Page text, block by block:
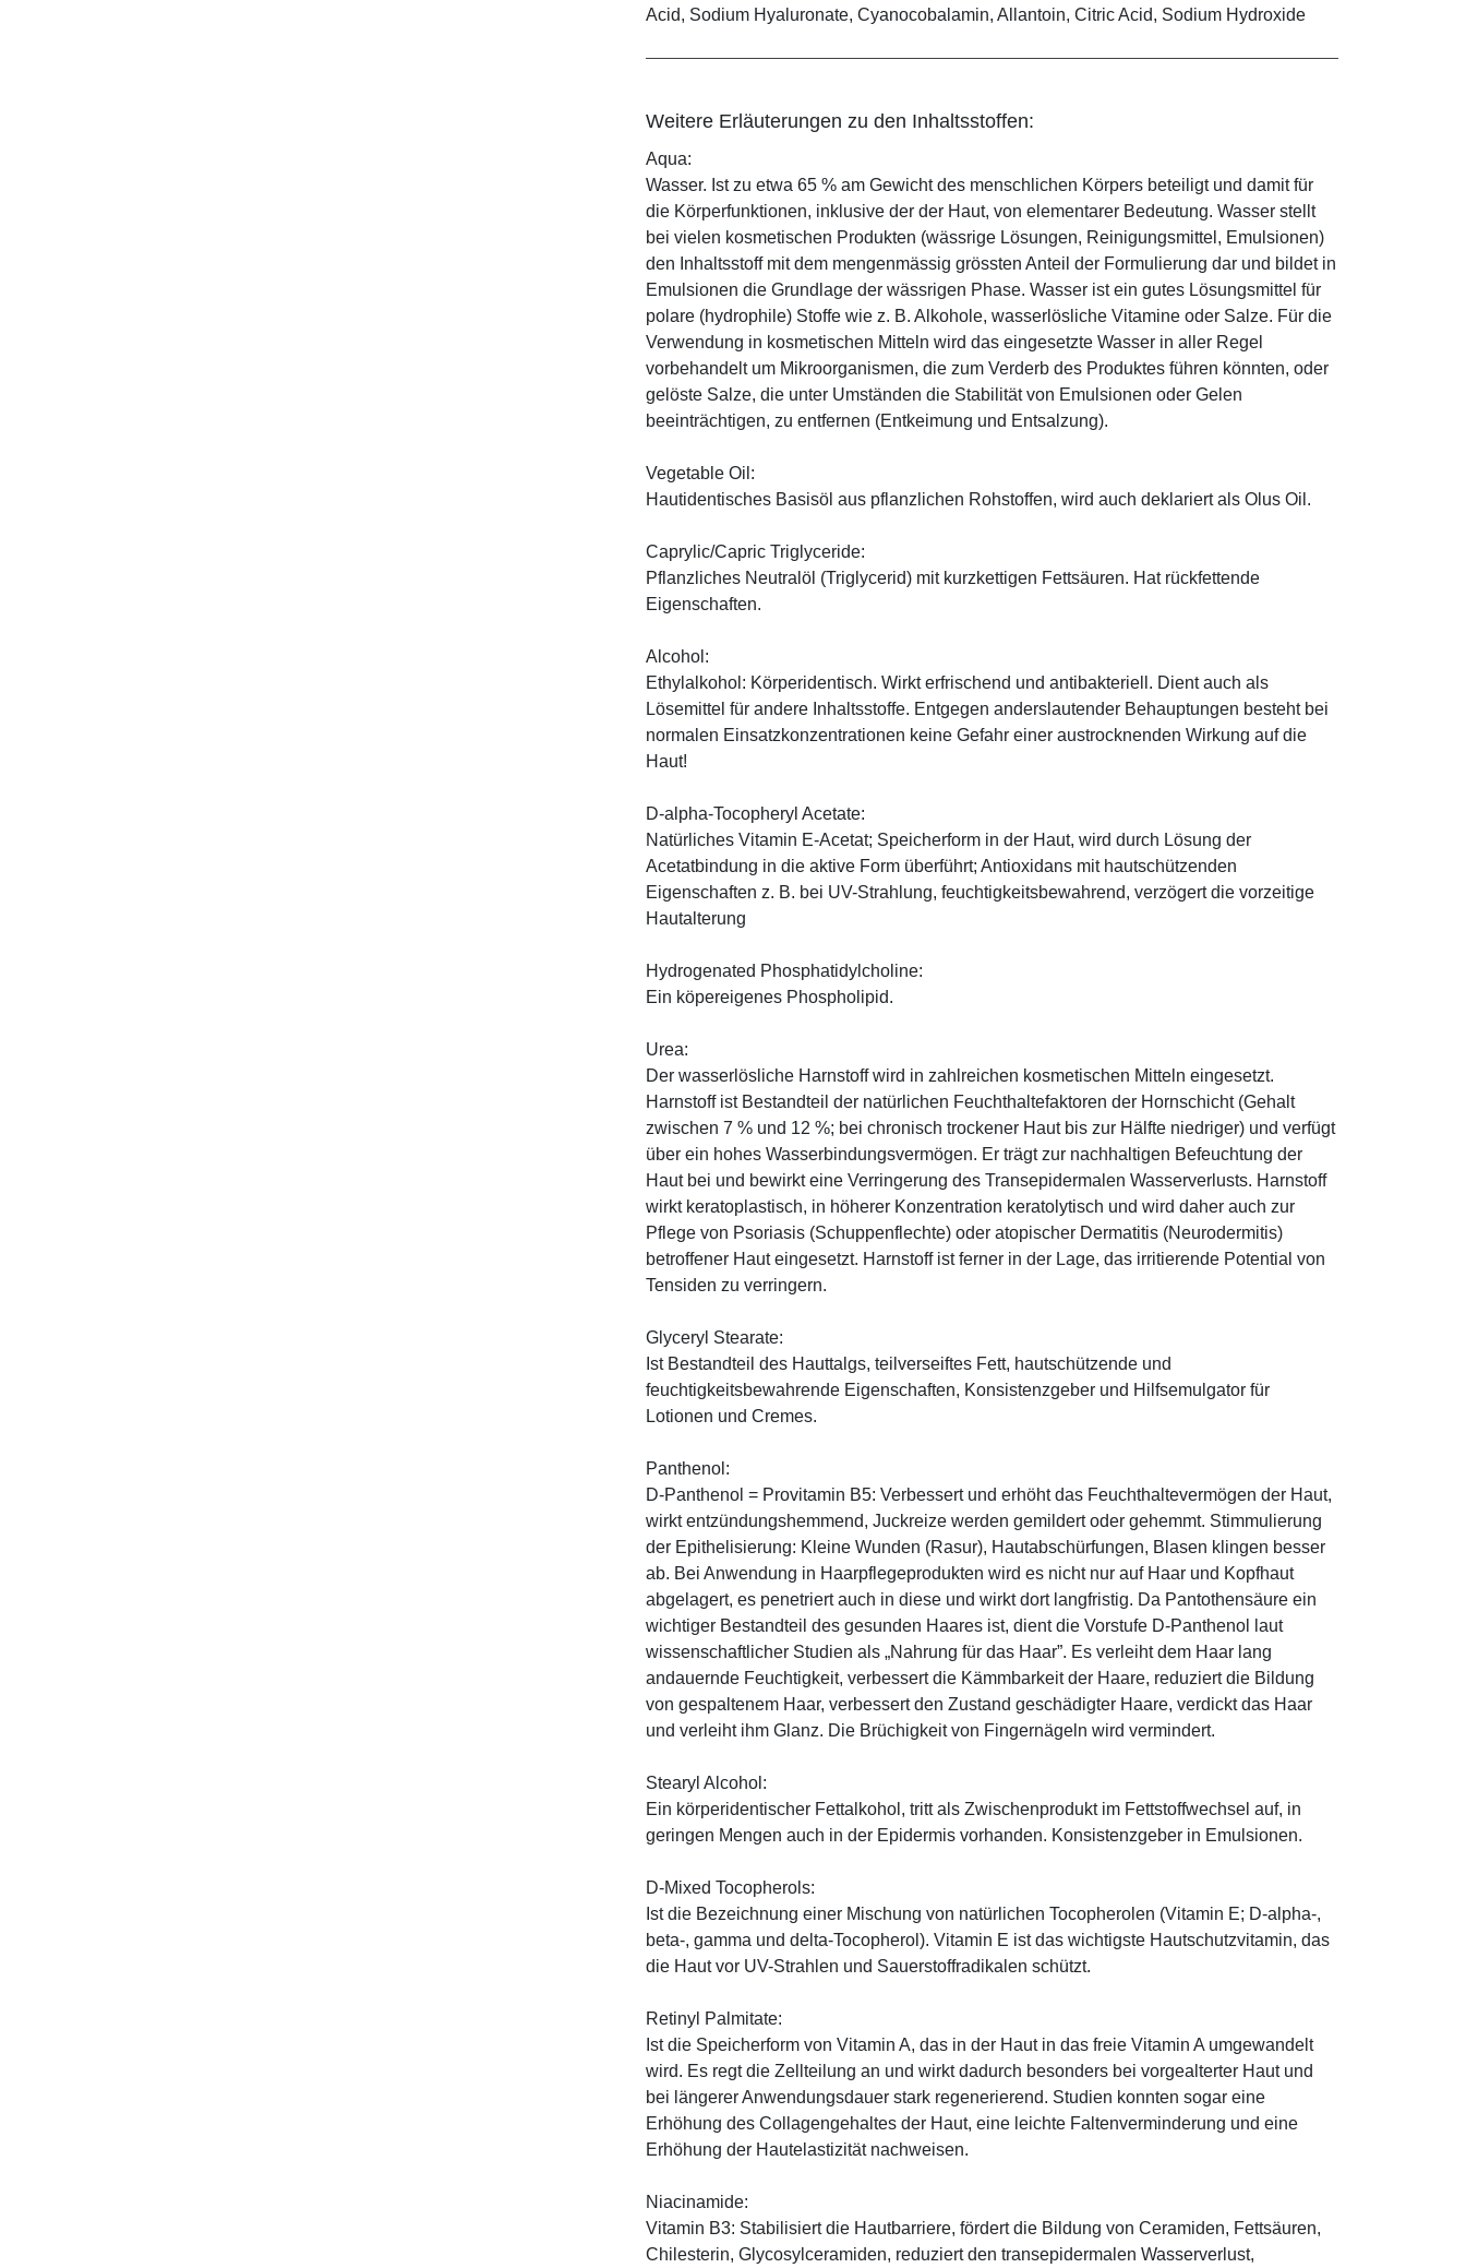
Acid, Sodium Hyaluronate, Cyanocobalamin, Allantoin, Citric Acid, Sodium Hydroxide
Weitere Erläuterungen zu den Inhaltsstoffen:
Aqua:
Wasser. Ist zu etwa 65 % am Gewicht des menschlichen Körpers beteiligt und damit für
die Körperfunktionen, inklusive der der Haut, von elementarer Bedeutung. Wasser stellt
bei vielen kosmetischen Produkten (wässrige Lösungen, Reinigungsmittel, Emulsionen)
den Inhaltsstoff mit dem mengenmässig grössten Anteil der Formulierung dar und bildet in
Emulsionen die Grundlage der wässrigen Phase. Wasser ist ein gutes Lösungsmittel für
polare (hydrophile) Stoffe wie z. B. Alkohole, wasserlösliche Vitamine oder Salze. Für die
Verwendung in kosmetischen Mitteln wird das eingesetzte Wasser in aller Regel
vorbehandelt um Mikroorganismen, die zum Verderb des Produktes führen könnten, oder
gelöste Salze, die unter Umständen die Stabilität von Emulsionen oder Gelen
beeinträchtigen, zu entfernen (Entkeimung und Entsalzung).
Vegetable Oil:
Hautidentisches Basisöl aus pflanzlichen Rohstoffen, wird auch deklariert als Olus Oil.
Caprylic/Capric Triglyceride:
Pflanzliches Neutralöl (Triglycerid) mit kurzkettigen Fettsäuren. Hat rückfettende
Eigenschaften.
Alcohol:
Ethylalkohol: Körperidentisch. Wirkt erfrischend und antibakteriell. Dient auch als
Lösemittel für andere Inhaltsstoffe. Entgegen anderslautender Behauptungen besteht bei
normalen Einsatzkonzentrationen keine Gefahr einer austrocknenden Wirkung auf die
Haut!
D-alpha-Tocopheryl Acetate:
Natürliches Vitamin E-Acetat; Speicherform in der Haut, wird durch Lösung der
Acetatbindung in die aktive Form überführt; Antioxidans mit hautschützenden
Eigenschaften z. B. bei UV-Strahlung, feuchtigkeitsbewahrend, verzögert die vorzeitige
Hautalterung
Hydrogenated Phosphatidylcholine:
Ein köpereigenes Phospholipid.
Urea:
Der wasserlösliche Harnstoff wird in zahlreichen kosmetischen Mitteln eingesetzt.
Harnstoff ist Bestandteil der natürlichen Feuchthaltefaktoren der Hornschicht (Gehalt
zwischen 7 % und 12 %; bei chronisch trockener Haut bis zur Hälfte niedriger) und verfügt
über ein hohes Wasserbindungsvermögen. Er trägt zur nachhaltigen Befeuchtung der
Haut bei und bewirkt eine Verringerung des Transepidermalen Wasserverlusts. Harnstoff
wirkt keratoplastisch, in höherer Konzentration keratolytisch und wird daher auch zur
Pflege von Psoriasis (Schuppenflechte) oder atopischer Dermatitis (Neurodermitis)
betroffener Haut eingesetzt. Harnstoff ist ferner in der Lage, das irritierende Potential von
Tensiden zu verringern.
Glyceryl Stearate:
Ist Bestandteil des Hauttalgs, teilverseiftes Fett, hautschützende und
feuchtigkeitsbewahrende Eigenschaften, Konsistenzgeber und Hilfsemulgator für
Lotionen und Cremes.
Panthenol:
D-Panthenol = Provitamin B5: Verbessert und erhöht das Feuchthaltevermögen der Haut,
wirkt entzündungshemmend, Juckreize werden gemildert oder gehemmt. Stimmulierung
der Epithelisierung: Kleine Wunden (Rasur), Hautabschürfungen, Blasen klingen besser
ab. Bei Anwendung in Haarpflegeprodukten wird es nicht nur auf Haar und Kopfhaut
abgelagert, es penetriert auch in diese und wirkt dort langfristig. Da Pantothensäure ein
wichtiger Bestandteil des gesunden Haares ist, dient die Vorstufe D-Panthenol laut
wissenschaftlicher Studien als „Nahrung für das Haar”. Es verleiht dem Haar lang
andauernde Feuchtigkeit, verbessert die Kämmbarkeit der Haare, reduziert die Bildung
von gespaltenem Haar, verbessert den Zustand geschädigter Haare, verdickt das Haar
und verleiht ihm Glanz. Die Brüchigkeit von Fingernägeln wird vermindert.
Stearyl Alcohol:
Ein körperidentischer Fettalkohol, tritt als Zwischenprodukt im Fettstoffwechsel auf, in
geringen Mengen auch in der Epidermis vorhanden. Konsistenzgeber in Emulsionen.
D-Mixed Tocopherols:
Ist die Bezeichnung einer Mischung von natürlichen Tocopherolen (Vitamin E; D-alpha-,
beta-, gamma und delta-Tocopherol). Vitamin E ist das wichtigste Hautschutzvitamin, das
die Haut vor UV-Strahlen und Sauerstoffradikalen schützt.
Retinyl Palmitate:
Ist die Speicherform von Vitamin A, das in der Haut in das freie Vitamin A umgewandelt
wird. Es regt die Zellteilung an und wirkt dadurch besonders bei vorgealterter Haut und
bei längerer Anwendungsdauer stark regenerierend. Studien konnten sogar eine
Erhöhung des Collagengehaltes der Haut, eine leichte Faltenverminderung und eine
Erhöhung der Hautelastizität nachweisen.
Niacinamide:
Vitamin B3: Stabilisiert die Hautbarriere, fördert die Bildung von Ceramiden, Fettsäuren,
Chilesterin, Glycosylceramiden, reduziert den transepidermalen Wasserverlust,